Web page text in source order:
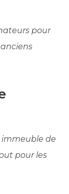
pour
anciens
immeuble de
pour les